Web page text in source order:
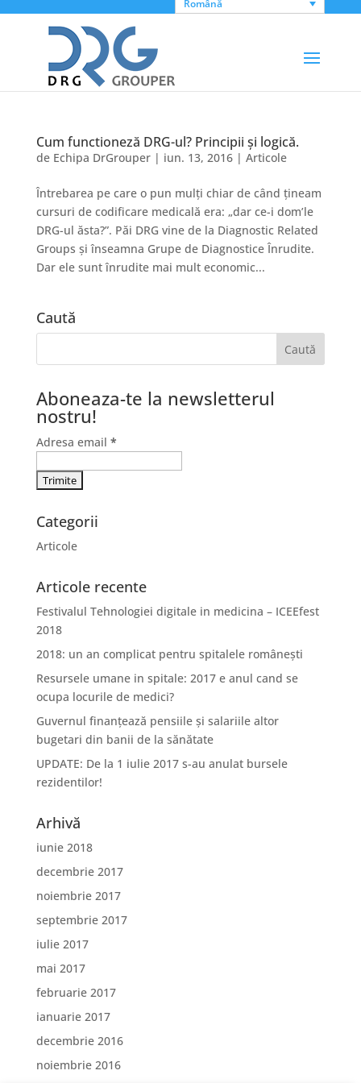
Română
Cum functioneză DRG-ul? Principii și logică.
de Echipa DrGrouper| iun. 13, 2016| Articole
Întrebarea pe care o pun mulți chiar de când țineam
cursuri de codificare medicală era: „dar ce-i dom’le
DRG-ul ăsta?”. Păi DRG vine de la Diagnostic Related
Groups și înseamna Grupe de Diagnostice Înrudite.
Dar ele sunt înrudite mai mult economic...
Caută
Aboneaza-te la newsletterul
nostru!
Adresa email *
Categorii
Articole
Articole recente
Festivalul Tehnologiei digitale in medicina – ICEEfest
2018
2018: un an complicat pentru spitalele românești
Resursele umane in spitale: 2017 e anul cand se
ocupa locurile de medici?
Guvernul finanțează pensiile și salariile altor
bugetari din banii de la sănătate
UPDATE: De la 1 iulie 2017 s-au anulat bursele
rezidentilor!
Arhivă
iunie 2018
decembrie 2017
noiembrie 2017
septembrie 2017
iulie 2017
mai 2017
februarie 2017
ianuarie 2017
decembrie 2016
noiembrie 2016